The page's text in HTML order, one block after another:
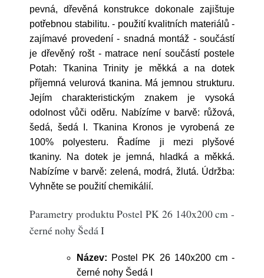
pevná, dřevěná konstrukce dokonale zajištuje
potřebnou stabilitu. - použití kvalitních materiálů -
zajímavé provedení - snadná montáž - součástí
je dřevěný rošt - matrace není součástí postele
Potah: Tkanina Trinity je měkká a na dotek
příjemná velurová tkanina. Má jemnou strukturu.
Jejím charakteristickým znakem je vysoká
odolnost vůči oděru. Nabízíme v barvě: růžová,
šedá, šedá I. Tkanina Kronos je vyrobená ze
100% polyesteru. Řadíme ji mezi plyšové
tkaniny. Na dotek je jemná, hladká a měkká.
Nabízíme v barvě: zelená, modrá, žlutá. Údržba:
Vyhněte se použití chemikálií.
Parametry produktu Postel PK 26 140x200 cm -
černé nohy Šedá I
Název: Postel PK 26 140x200 cm -
černé nohy Šedá I